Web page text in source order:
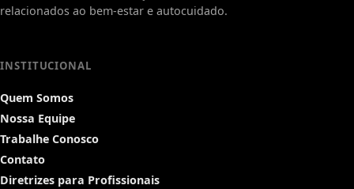
relacionados ao bem-estar e autocuidado.
INSTITUCIONAL
Quem Somos
Nossa Equipe
Trabalhe Conosco
Contato
Diretrizes para Profissionais